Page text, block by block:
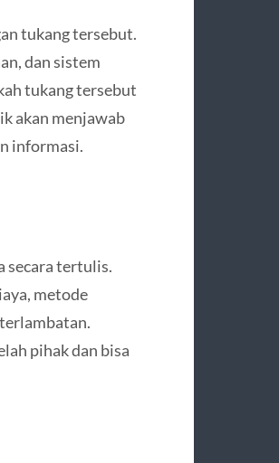
tukang tersebut.
dan sistem
tukang tersebut
akan menjawab
informasi.
secara tertulis.
metode
pihak dan bisa